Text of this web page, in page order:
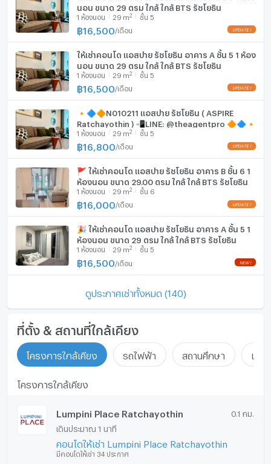
นอน ขนาด 29 ตรม ใกล้ ใกล้ BTS รัชโยธิน
1 ห้องนอน 29 m2 ชั้น 5
฿16,500 /เดือน
ให้เช่าคอนโด แอสปาย รัชโยธิน อาคาร A ชั้น 5 1 ห้อง
นอน ขนาด 29 ตรม ใกล้ ใกล้ BTS รัชโยธิน
1 ห้องนอน 29 m2 ชั้น 5
฿16,500 /เดือน
🔸🔷🔶N010211 แอสปาย รัชโยธิน ( ASPIRE
Ratchayothin ) 📲LINE: @theagentpro 🔶🔷🔸
1 ห้องนอน 29 m2 ชั้น 5
฿16,800 /เดือน
🚩 ให้เช่าคอนโด แอสปาย รัชโยธิน อาคาร B ชั้น 6 1
ห้องนอน ขนาด 29.00 ตรม ใกล้ ใกล้ BTS รัชโยธิน
1 ห้องนอน 29 m2 ชั้น 6
฿16,000 /เดือน
🎉 ให้เช่าคอนโด แอสปาย รัชโยธิน อาคาร A ชั้น 5 1
ห้องนอน ขนาด 29 ตรม ใกล้ ใกล้ BTS รัชโยธิน
1 ห้องนอน 29 m2 ชั้น 5
฿16,500 /เดือน
ดูประกาศเช่าทั้งหมด (140)
ที่ตั้ง & สถานที่ใกล้เคียง
โครงการใกล้เคียง รถไฟฟ้า สถานศึกษา แหล่
โครงการใกล้เคียง
Lumpini Place Ratchayothin 0.1 กม.
เดินประมาณ 1 นาที
คอนโดให้เช่า Lumpini Place Ratchayothin
มีคอนโดให้เช่า 34 ประกาศ